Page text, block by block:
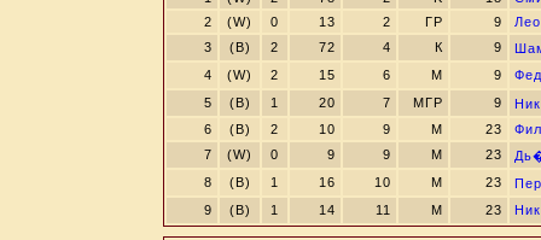
2
(W) 0 13 2 ГР 9
3
(B) 2 72 4 К 9
4
(W) 2 15 6 М 9
5
(B) 1 20 7 МГР 9
6
(B) 2 10 9 M 23
7
(W) 0 9 9 M 23
8
(B) 1 16 10 M 23
9
(B) 1 14 11 M 23